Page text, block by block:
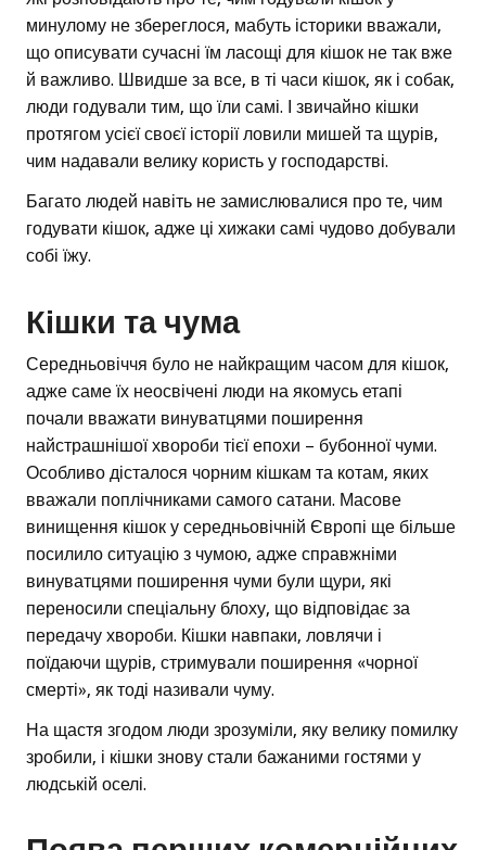
минулому не збереглося, мабуть історики вважали,
що описувати сучасні їм ласощі для кішок не так вже
й важливо. Швидше за все, в ті часи кішок, як і собак,
люди годували тим, що їли самі. І звичайно кішки
протягом усієї своєї історії ловили мишей та щурів,
чим надавали велику користь у господарстві.
Багато людей навіть не замислювалися про те, чим
годувати кішок, адже ці хижаки самі чудово добували
собі їжу.
Кішки та чума
Середньовіччя було не найкращим часом для кішок,
адже саме їх неосвічені люди на якомусь етапі
почали вважати винуватцями поширення
найстрашнішої хвороби тієї епохи – бубонної чуми.
Особливо дісталося чорним кішкам та котам, яких
вважали поплічниками самого сатани. Масове
винищення кішок у середньовічній Європі ще більше
посилило ситуацію з чумою, адже справжніми
винуватцями поширення чуми були щури, які
переносили спеціальну блоху, що відповідає за
передачу хвороби. Кішки навпаки, ловлячи і
поїдаючи щурів, стримували поширення «чорної
смерті», як тоді називали чуму.
На щастя згодом люди зрозуміли, яку велику помилку
зробили, і кішки знову стали бажаними гостями у
людській оселі.